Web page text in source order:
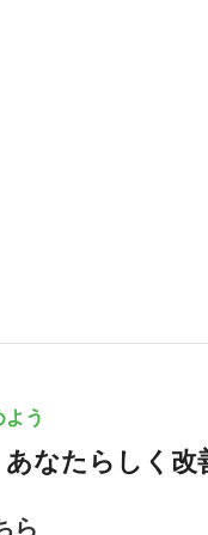
よう
あなたらしく改
ら